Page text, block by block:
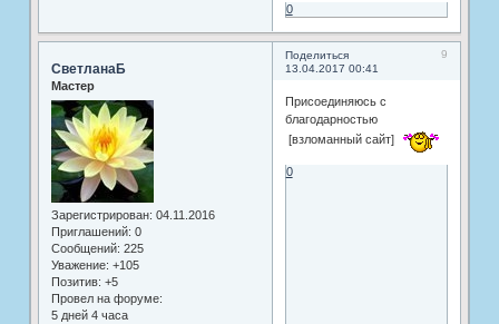
0
Поделиться
9
13.04.2017 00:41
СветланаБ
Мастер
Зарегистрирован: 04.11.2016
Приглашений: 0
Сообщений: 225
Уважение: +105
Позитив: +5
Провел на форуме:
5 дней 4 часа
Присоединяюсь с
благодарностью
[взломанный сайт]
0